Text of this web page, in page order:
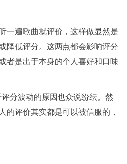
一遍歌曲就评价，这样做显然是
降低评分。这两点都会影响评分
者是出于本身的个人喜好和口味
分波动的原因也众说纷纭。然
的评价其实都是可以被信服的，